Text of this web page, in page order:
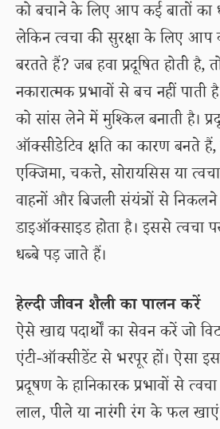
को बचाने के लिए आप कई बातों का
लेकिन त्वचा की सुरक्षा के लिए आप
बरतते हैं? जब हवा प्रदूषित होती है,
नकारात्मक प्रभावों से बच नहीं पाती
को सांस लेने में मुश्किल बनाती है।
ऑक्सीडेटिव क्षति का कारण बनते
एक्जिमा, चकत्ते, सोरायसिस या
वाहनों और बिजली संयंत्रों से निकलने
डाइऑक्साइड होता है। इससे त्वचा
धब्बे पड़ जाते हैं।
हेल्दी जीवन शैली का पालन करें
ऐसे खाद्य पदार्थों का सेवन करें जो
एंटी-ऑक्सीडेंट से भरपूर हों। ऐसा
प्रदूषण के हानिकारक प्रभावों से
लाल, पीले या नारंगी रंग के फल